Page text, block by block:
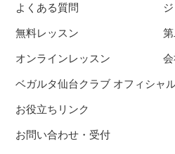
よくある質問
無料レッスン
オンラインレッスン
ベガルタ仙台クラブ オフィシャ
お役立ちリンク
お問い合わせ・受付